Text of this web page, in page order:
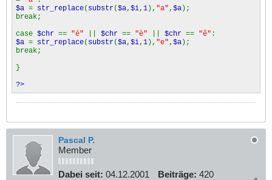
$a = str_replace( substr($a, $i, 1), "a" , $a);
break;
case $chr == "é" $chr == "è" $chr == "ê" :
$a = str_replace( substr($a, $i, 1), "e" , $a);
break;
}
?>
Pascal P.
Member
Dabei seit: 04.12.2001 Beiträge: 420